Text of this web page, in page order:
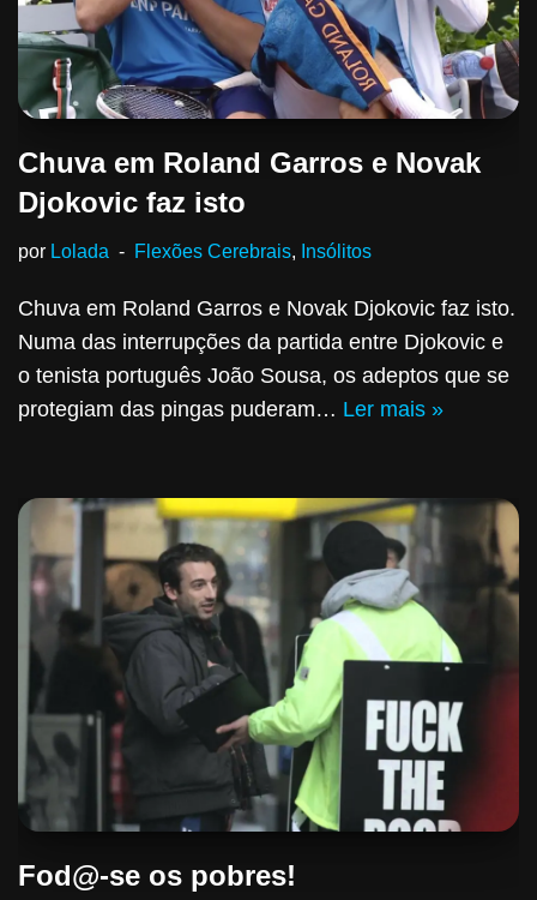
Chuva em Roland Garros e Novak
Djokovic faz isto
por Lolada Flexões Cerebrais, Insólitos
Chuva em Roland Garros e Novak Djokovic faz isto.
Numa das interrupções da partida entre Djokovic e
o tenista português João Sousa, os adeptos que se
protegiam das pingas puderam… Ler mais »
Fod@-se os pobres!